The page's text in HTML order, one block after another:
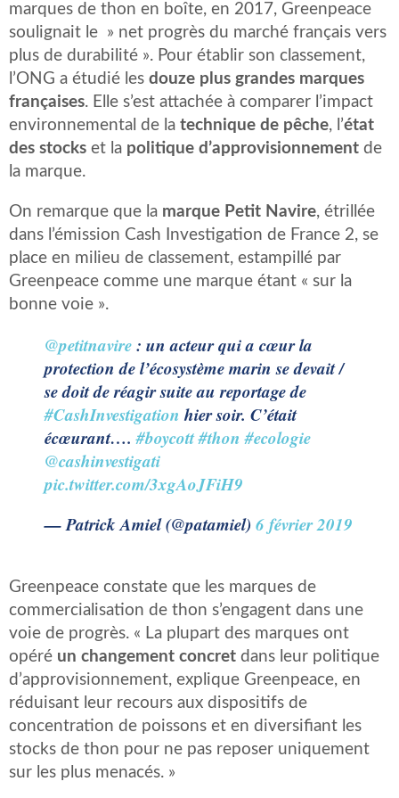
marques de thon en boîte, en 2017, Greenpeace
soulignait le » net progrès du marché français vers
plus de durabilité ». Pour établir son classement,
l’ONG a étudié les douze plus grandes marques
françaises. Elle s’est attachée à comparer l’impact
environnemental de la technique de pêche, l’état
des stocks et la politique d’approvisionnement de
la marque.
On remarque que la marque Petit Navire, étrillée
dans l’émission Cash Investigation de France 2, se
place en milieu de classement, estampillé par
Greenpeace comme une marque étant « sur la
bonne voie ».
@petitnavire: un acteur qui a cœur la
protection de l’écosystème marin se devait /
se doit de réagir suite au reportage de
#CashInvestigation hier soir. C’était
écœurant….#boycott#thon #ecologie
@cashinvestigati
pic.twitter.com/3xgAoJFiH9
— Patrick Amiel (@patamiel) 6 février 2019
Greenpeace constate que les marques de
commercialisation de thon s’engagent dans une
voie de progrès. « La plupart des marques ont
opéré un changement concret dans leur politique
d’approvisionnement, explique Greenpeace, en
réduisant leur recours aux dispositifs de
concentration de poissons et en diversifiant les
stocks de thon pour ne pas reposer uniquement
sur les plus menacés. »